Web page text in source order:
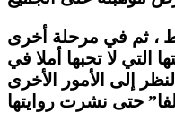
، ثم في مرحلة أخرى
لا تحبها أملا في
إلى الأمور الأخرى
حتى نشرت روايتها